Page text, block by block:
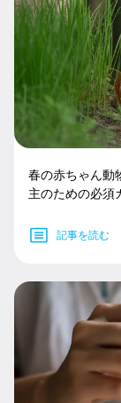
春の赤ちゃん動
主のための必須
記事を読む